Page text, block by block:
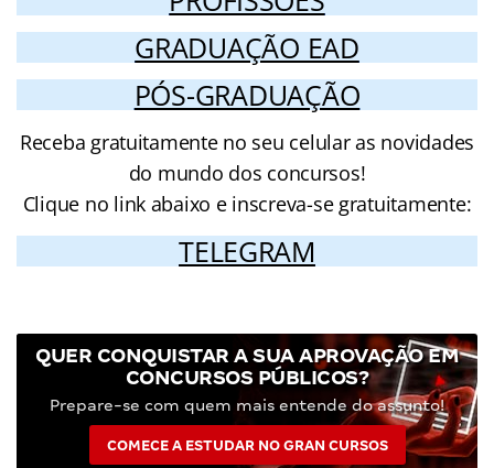
GRADUAÇÃO EAD
PÓS-GRADUAÇÃO
Receba gratuitamente no seu celular as novidades
do mundo dos concursos!
Clique no link abaixo e inscreva-se gratuitamente:
TELEGRAM
QUER CONQUISTAR A SUA APROVAÇÃO EM
CONCURSOS PÚBLICOS?
Prepare-se com quem mais entende do assunto!
COMECE A ESTUDAR NO GRAN CURSOS